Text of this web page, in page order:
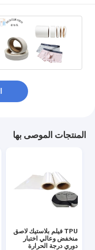
المنتجات الموصى بها
TPU فيلم بلاستيك لاصق
منخفض وعالي اختبار
دوري درجة الحرارة